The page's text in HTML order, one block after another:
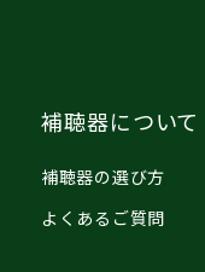
補聴器について
補聴器の選び方
よくあるご質問